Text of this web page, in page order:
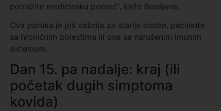
potražite medicinsku pomoć“, kaže Beleijeva.
Ova poruka je još važnija za starije osobe, pacijente
sa hroničnim bolestima ili one sa narušenim imunim
sistemom.
Dan 15. pa nadalje: kraj (ili
početak dugih simptoma
kovida)